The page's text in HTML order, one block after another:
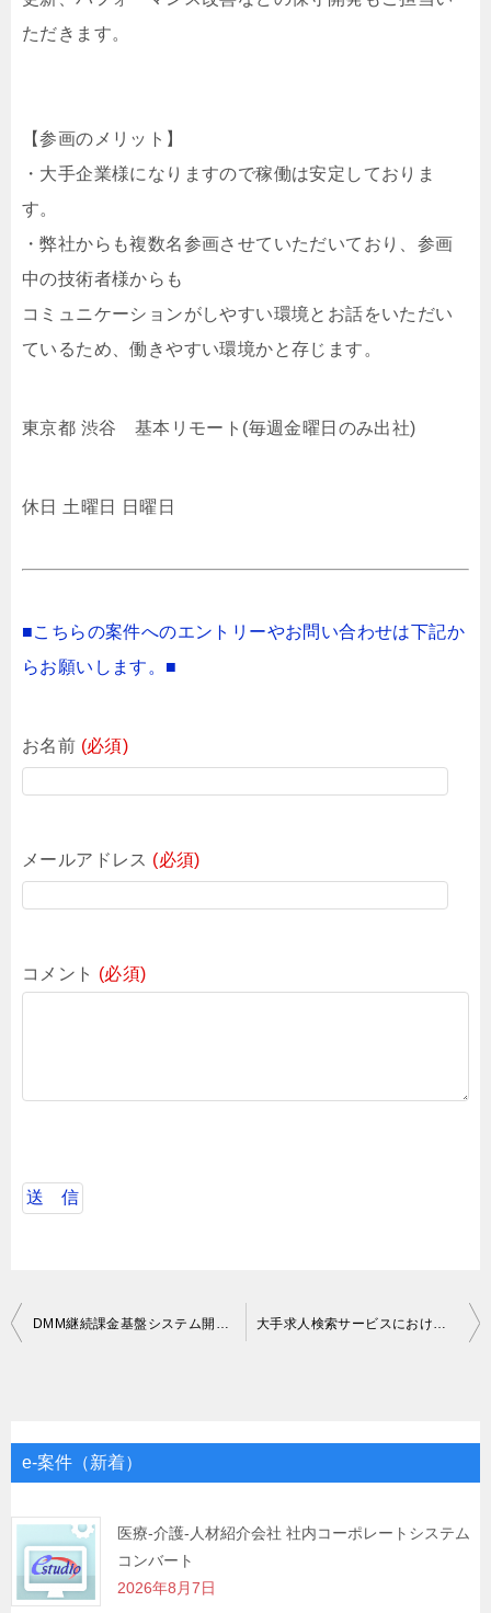
ただきます。
【参画のメリット】
・大手企業様になりますので稼働は安定しておりま
す。
・弊社からも複数名参画させていただいており、参画
中の技術者様からも
コミュニケーションがしやすい環境とお話をいただい
ているため、働きやすい環境かと存じます。
東京都 渋谷 基本リモート(毎週金曜日のみ出社)
休日 土曜日 日曜日
■こちらの案件へのエントリーやお問い合わせは下記か
らお願いします。■
お名前 (必須)
メールアドレス (必須)
コメント (必須)
投
ゲ
シ
ョ
ン
DMM継続課金基盤システム開発支援 大手求人検索サービスにおけるデータエンジニア
e-案件（新着）
医療-介護-人材紹介会社 社内コーポレートシステム
コンバート
2026年8月7日